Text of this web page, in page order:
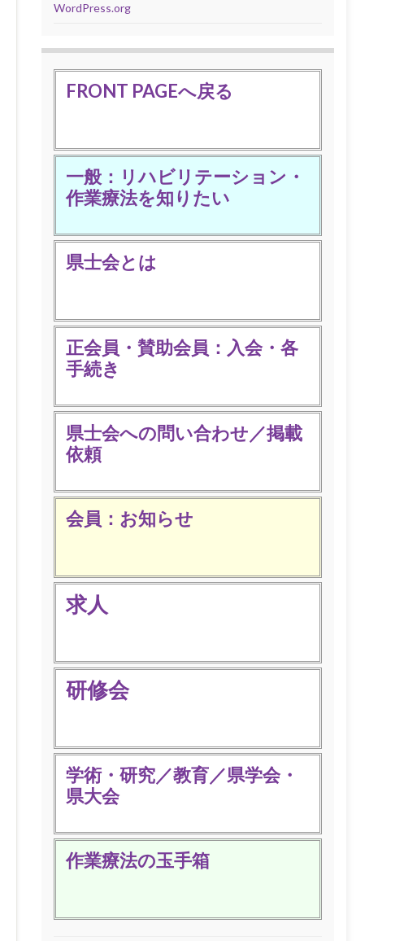
WordPress.org
FRONT PAGEへ戻る
一般：リハビリテーション・
作業療法を知りたい
県士会とは
正会員・賛助会員：入会・各
手続き
県士会への問い合わせ／掲載
依頼
会員：お知らせ
求人
研修会
学術・研究／教育／県学会・
県大会
作業療法の玉手箱